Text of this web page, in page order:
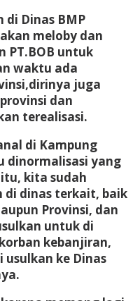
di Dinas BMP
meloby dan
PT.BOB untuk
waktu ada
juga
dan
terealisasi.
di Kampung
dinormalisasi yang
kita sudah
di dinas terkait, baik
Provinsi, dan
untuk di
kebanjiran,
ke Dinas